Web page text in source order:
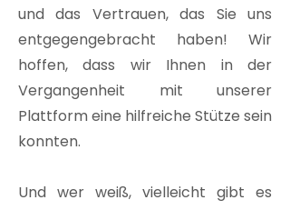
und das Vertrauen, das Sie uns
entgegengebracht haben! Wir
hoffen, dass wir Ihnen in der
Vergangenheit mit unserer
Plattform eine hilfreiche Stütze sein
konnten.
Und wer weiß, vielleicht gibt es